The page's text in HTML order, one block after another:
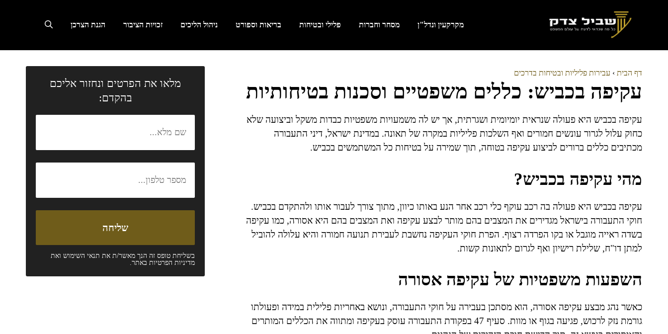
מקרקעין ונדל"ן מסחר וחברות פלילי ובטיחות בריאות וספורט ניהול הליכים זכויות הציבור הגנת הצרכן
דף הבית › עבירות פליליות ובטיחות בדרכים
עקיפה בכביש: כללים משפטיים וסכנות בטיחותיות
עקיפה בכביש היא פעולה שנראית יומיומית ושגרתית, אך יש לה משמעויות משפטיות כבדות משקל וביצועה שלא
כחוק עלול לגרור עונשים חמורים ואף השלכות פליליות במקרה של תאונה. במדינת ישראל, דיני התעבורה
מכתיבים כללים ברורים לביצוע עקיפה בטוחה, תוך שמירה על בטיחות כל המשתמשים בכביש.
מהי עקיפה בכביש?
עקיפה בכביש היא פעולה בה רכב עוקף כלי רכב אחר הנע באותו כיוון, מתוך צורך לעבור אותו ולהתקדם בכביש.
חוקי התעבורה בישראל מגדירים את המצבים בהם מותר לבצע עקיפה ואת המצבים בהם היא אסורה, כמו עקיפה
בשדה ראייה מוגבל או בקו הפרדה רצוף. הפרת חוקי העקיפה נחשבת לעבירת תנועה חמורה והיא עלולה להוביל
למתן דו"ח, שלילת רישיון ואף לגרום לתאונות קשות.
השפעות משפטיות של עקיפה אסורה
כאשר נהג מבצע עקיפה אסורה, הוא מסתכן בעבירה על חוקי התעבורה, ונושא באחריות פלילית במידה ופעולתו
גורמת נזק לרכוש, פגיעה בגוף או מוות. סעיף 47 בפקודת התעבורה עוסק בעקיפה ומתווה את הכללים המותרים
מלאו את הפרטים ונחזור אליכם
בהקדם:
בשליחת טופס זה הנך מאשר/ת את תנאי השימושואת
מדיניות הפרטיותבאתר.